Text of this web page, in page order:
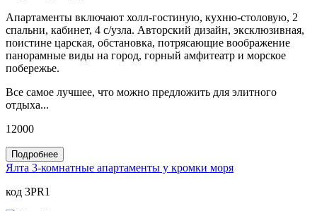
Апартаменты включают холл-гостиную, кухню-столовую, 2
спальни, кабинет, 4 с/узла. Авторский дизайн, эксклюзивная,
поистине царская, обстановка, потрясающие воображение
панорамные виды на город, горный амфитеатр и морское
побережье.
Все самое лучшее, что можно предложить для элитного
отдыха...
12000
Подробнее
Ялта 3-комнатные апартаменты у кромки моря
код 3PR1